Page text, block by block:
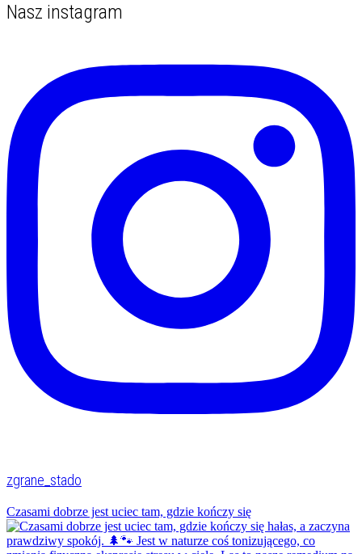
Nasz instagram
zgrane_stado
Czasami dobrze jest uciec tam, gdzie kończy się